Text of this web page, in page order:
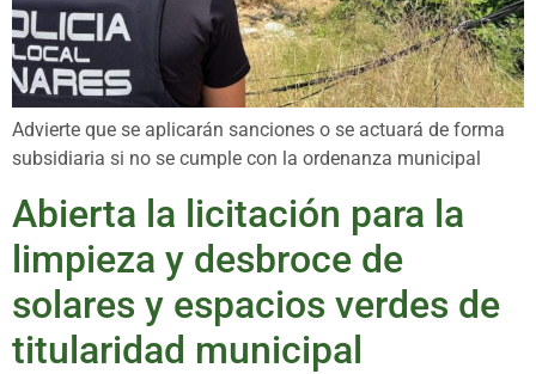
Advierte que se aplicarán sanciones o se actuará de forma
subsidiaria si no se cumple con la ordenanza municipal
Abierta la licitación para la
limpieza y desbroce de
solares y espacios verdes de
titularidad municipal